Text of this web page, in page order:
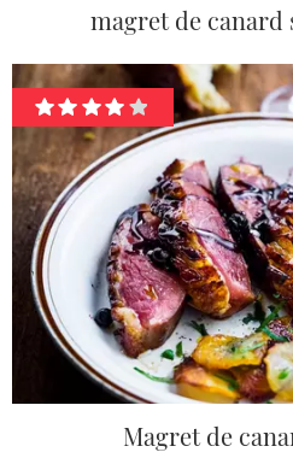
magret de canard
Magret de